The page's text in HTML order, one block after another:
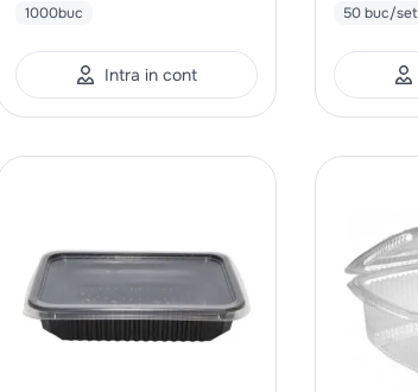
1000buc
Intra in cont
50 buc/set